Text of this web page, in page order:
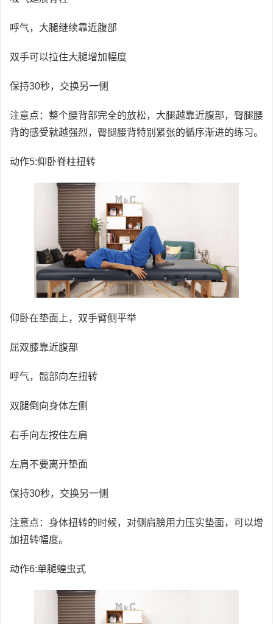
呼气，大腿继续靠近腹部
双手可以拉住大腿增加幅度
保持30秒，交换另一侧
注意点：整个腰背部完全的放松，大腿越靠近腹部，臀腿腰
背的感受就越强烈，臀腿腰背特别紧张的循序渐进的练习。
动作5:仰卧脊柱扭转
仰卧在垫面上，双手臂侧平举
屈双膝靠近腹部
呼气，髋部向左扭转
双腿倒向身体左侧
右手向左按住左肩
左肩不要离开垫面
保持30秒，交换另一侧
注意点：身体扭转的时候，对侧肩膀用力压实垫面，可以增
加扭转幅度。
动作6:单腿蝗虫式